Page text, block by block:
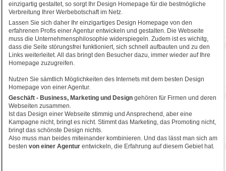
einzigartig gestaltet, so sorgt Ihr Design Homepage für die bestmögliche
Verbreitung Ihrer Werbebotschaft im Netz.
Lassen Sie sich daher Ihr einzigartiges Design Homepage von den
erfahrenen Profis einer Agentur entwickeln und gestalten. Die Webseite
muss die Unternehmensphilosophie widerspiegeln. Zudem ist es wichitg,
dass die Seite störungsfrei funktioniert, sich schnell aufbauten und zu den
Links weiterleitet. All das bringt den Besucher dazu, immer wieder auf Ihre
Homepage zuzugreifen.
Nutzen Sie sämtlich Möglichkeiten des Internets mit dem besten Design
Homepage von einer Agentur.
Geschäft - Business, Marketing und Design gehören für Firmen und deren
Webseiten zusammen.
Ist das Design einer Webseite stimmig und Ansprechend, aber eine
Kampagne nicht, bringt es nicht. Stimmt das Marketing, das Promoting nicht,
bringt das schönste Design nichts.
Also muss man beides miteinander kombinieren. Und das lässt man sich am
besten von einer Agentur entwickeln, die Erfahrung auf diesem Gebiet hat.